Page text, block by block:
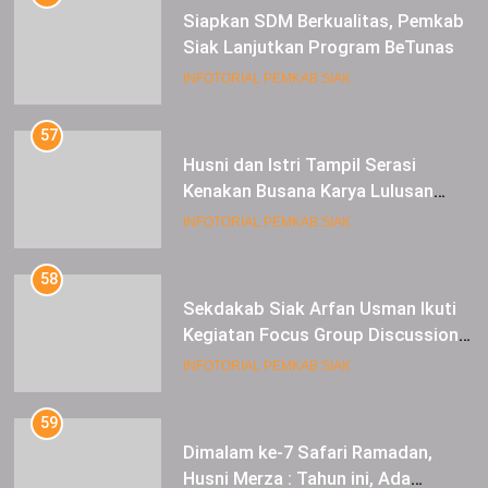
Siapkan SDM Berkualitas, Pemkab
Siak Lanjutkan Program BeTunas
INFOTORIAL PEMKAB SIAK
57
Husni dan Istri Tampil Serasi
Kenakan Busana Karya Lulusan
SMK Pariwisata Siak, di Lancang
INFOTORIAL PEMKAB SIAK
58
Sekdakab Siak Arfan Usman Ikuti
Kegiatan Focus Group Discussion
Tentang Kebijakan Penganggaran
INFOTORIAL PEMKAB SIAK
59
Dimalam ke-7 Safari Ramadan,
Husni Merza : Tahun ini, Ada